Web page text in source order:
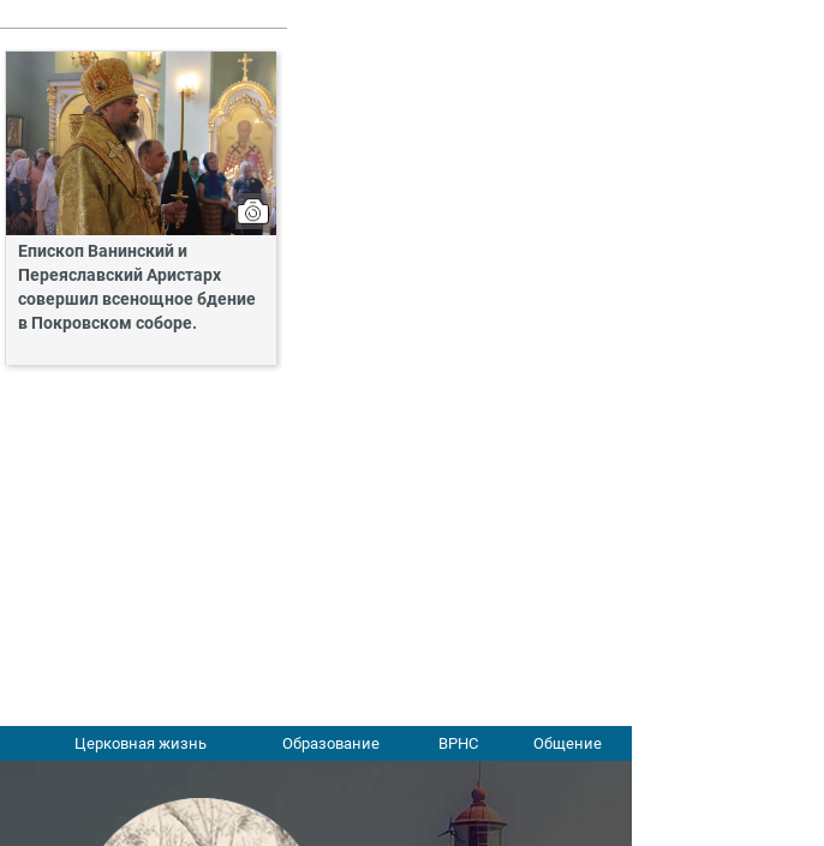
Епископ Ванинский и
Переяславский Аристарх
совершил всенощное бдение
в Покровском соборе.
Церковная жизнь Образование ВРНС Общение